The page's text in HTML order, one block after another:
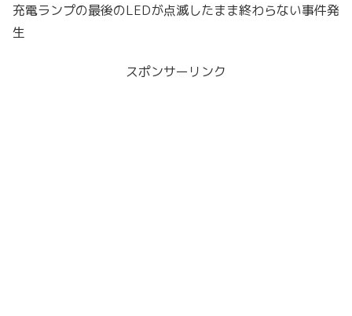
充電ランプの最後のLEDが点滅したまま終わらない事件発
生
スポンサーリンク